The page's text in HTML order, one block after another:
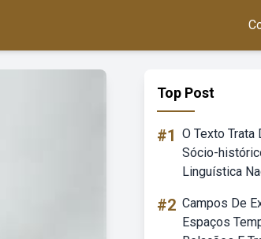
Top Post
#1 O Texto
Sócio-
Linguística
#2 Campos De
Espaços